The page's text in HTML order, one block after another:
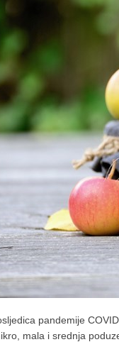
pandemije
mala i srednja